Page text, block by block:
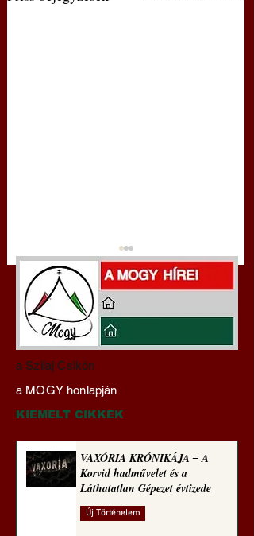
Darai Lajos:
Naplóbölcsességeim
(2023)
a Szilaj Csikón
a MOGY honlapján
KIEMELT CIKKEK
VAXÓRIA KRÓNIKÁJA ‒ A
Korvid hadművelet és a
Láthatatlan Gépezet évtizede
Új Történelem